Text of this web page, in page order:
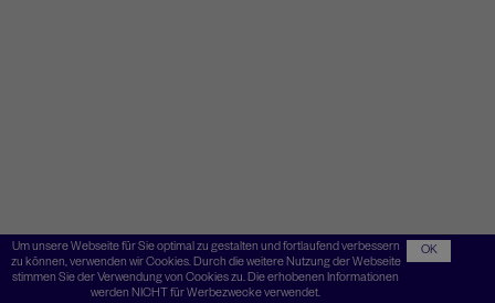
Um unsere Webseite für Sie optimal zu gestalten und fortlaufend verbessern
zu können, verwenden wir Cookies. Durch die weitere Nutzung der Webseite
stimmen Sie der Verwendung von Cookies zu. Die erhobenen Informationen
werden NICHT für Werbezwecke verwendet.
OK